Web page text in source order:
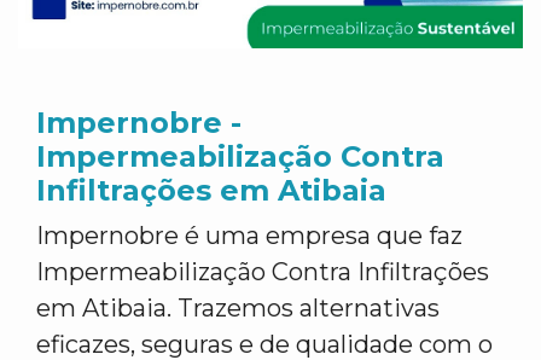
Impernobre -
Impermeabilização Contra
Infiltrações em Atibaia
Impernobre é uma empresa que faz
Impermeabilização Contra Infiltrações
em Atibaia. Trazemos alternativas
eficazes, seguras e de qualidade com o